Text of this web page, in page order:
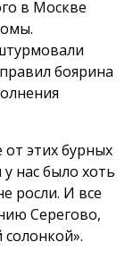
в Москве
боярина
этих бурных
нас было хоть
росли. И все
Серегово,
солонкой».